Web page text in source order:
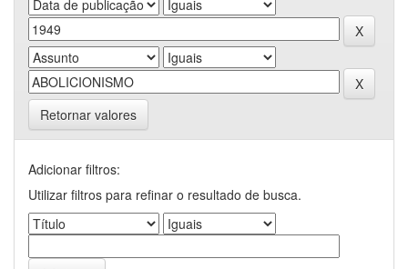
Retornar valores
Adicionar filtros:
Utilizar filtros para refinar o resultado de busca.